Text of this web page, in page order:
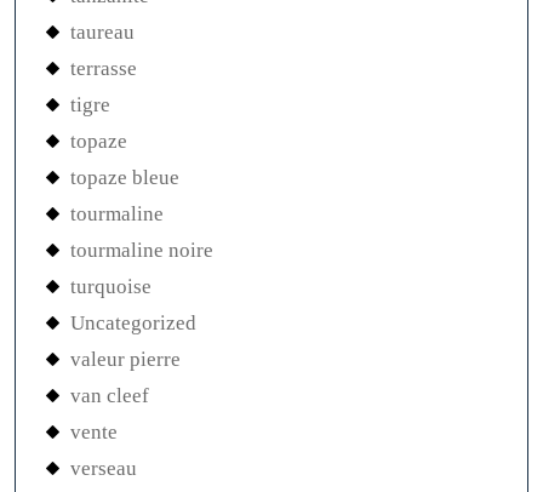
taureau
terrasse
tigre
topaze
topaze bleue
tourmaline
tourmaline noire
turquoise
Uncategorized
valeur pierre
van cleef
vente
verseau